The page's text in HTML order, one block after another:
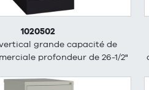
1020502
grande capacité de
profondeur de 26-1/2"